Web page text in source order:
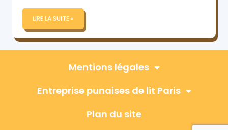
LIRE LA SUITE »
Mentions légales
Entreprise punaises de lit Paris
Plan du site